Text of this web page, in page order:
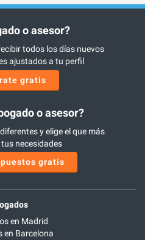
o asesor?
todos los días nuevos
ajustados a tu perfil
gratis
o asesor?
y elige el que más
necesidades
gratis
en Madrid
en Barcelona